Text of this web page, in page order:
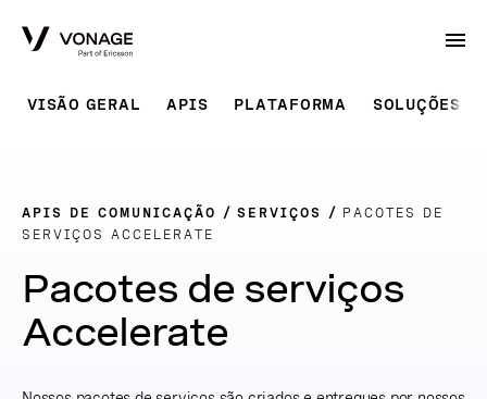
VISÃO GERAL APIS PLATAFORMA SOLUÇÕES
APIS DE COMUNICAÇÃO SERVIÇOS
PACOTES DE
SERVIÇOS ACCELERATE
Pacotes de serviços
Accelerate